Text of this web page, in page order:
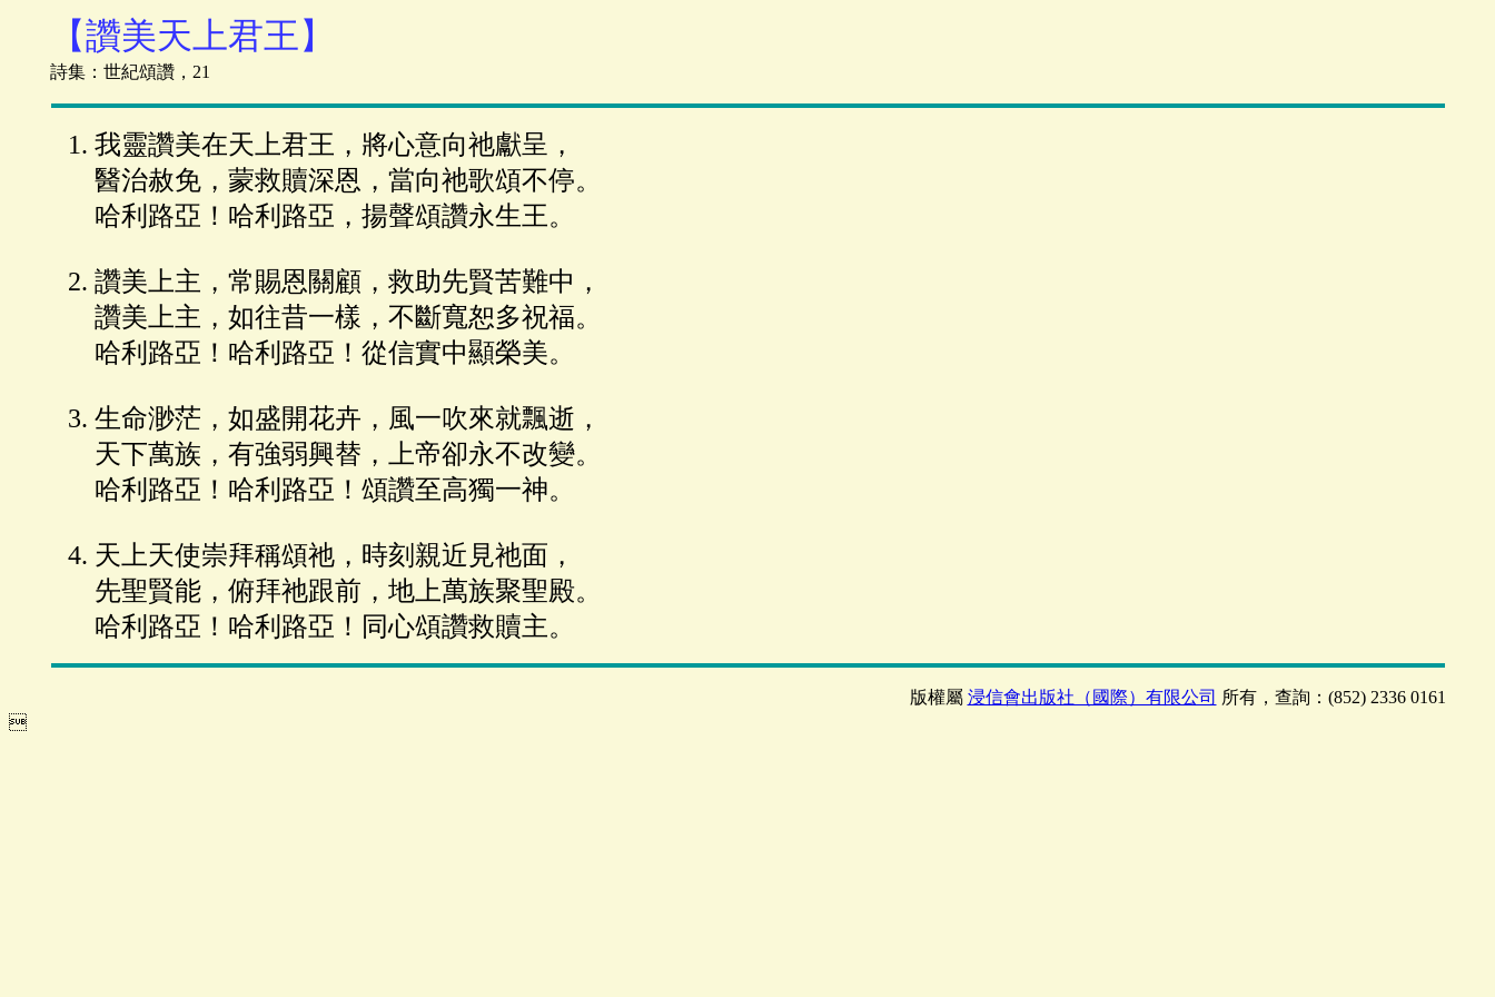
【讚美天上君王】
詩集：世紀頌讚，21
我靈讚美在天上君王，將心意向祂獻呈，
醫治赦免，蒙救贖深恩，當向祂歌頌不停。
哈利路亞！哈利路亞，揚聲頌讚永生王。
讚美上主，常賜恩關顧，救助先賢苦難中，
讚美上主，如往昔一樣，不斷寬恕多祝福。
哈利路亞！哈利路亞！從信實中顯榮美。
生命渺茫，如盛開花卉，風一吹來就飄逝，
天下萬族，有強弱興替，上帝卻永不改變。
哈利路亞！哈利路亞！頌讚至高獨一神。
天上天使崇拜稱頌祂，時刻親近見祂面，
先聖賢能，俯拜祂跟前，地上萬族聚聖殿。
哈利路亞！哈利路亞！同心頌讚救贖主。
版權屬 浸信會出版社（國際）有限公司 所有，查詢：(852) 2336 0161
